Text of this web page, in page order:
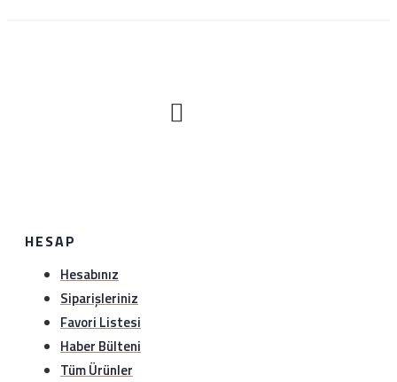
888 8897) veya whatsapp hattımıza (0534 888 8897)
bilgi verebilirsiniz..
HESAP
Hesabınız
Siparişleriniz
Favori Listesi
Haber Bülteni
Tüm Ürünler